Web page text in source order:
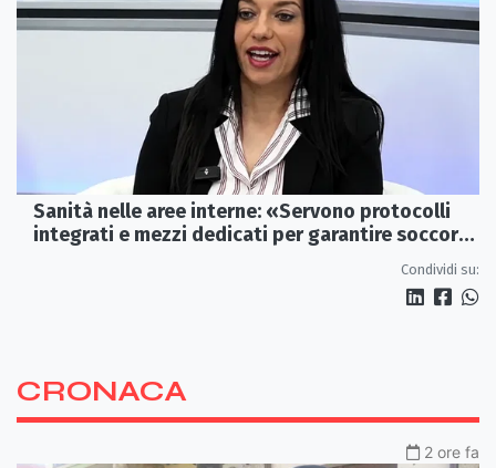
Sanità nelle aree interne: «Servono protocolli
integrati e mezzi dedicati per garantire soccorsi
Condividi su:
CRONACA
2 ore fa